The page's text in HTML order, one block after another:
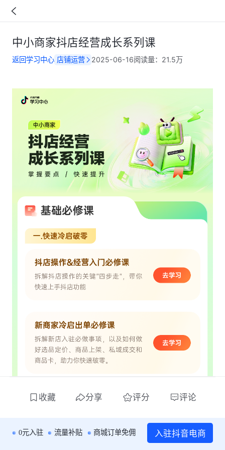
中小商家抖店经营成长系列课
返回学习中心 店铺运营 2025-06-16阅读量： 21.5万
收藏 分享 评分 评论
0元入驻 流量补贴 商城订单免佣 入驻抖音电商